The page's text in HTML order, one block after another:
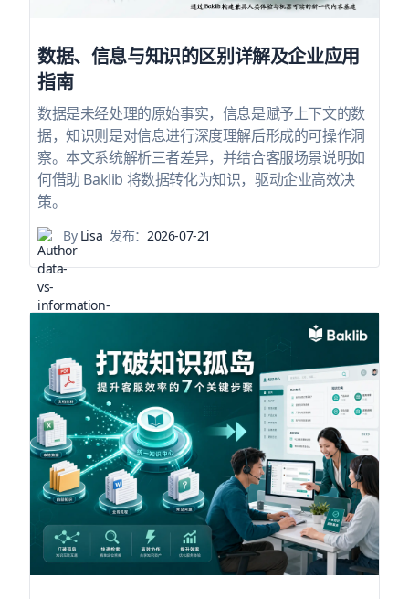
数据、信息与知识的区别详解及企业应用
指南
数据是未经处理的原始事实，信息是赋予上下文的数
据，知识则是对信息进行深度理解后形成的可操作洞
察。本文系统解析三者差异，并结合客服场景说明如
何借助 Baklib 将数据转化为知识，驱动企业高效决
策。
ByLisa 发布：2026-07-21